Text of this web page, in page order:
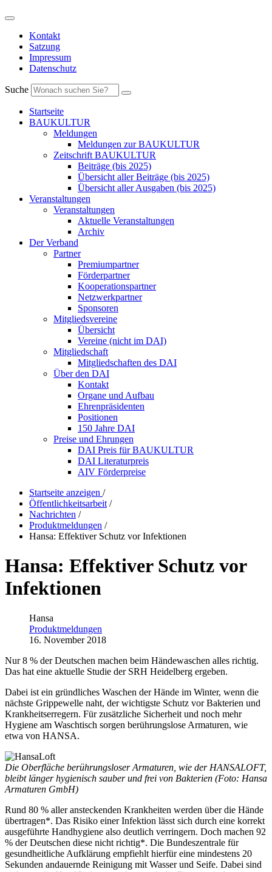
Kontakt
Satzung
Impressum
Datenschutz
Suche
Startseite
BAUKULTUR
Meldungen
Meldungen zur BAUKULTUR
Zeitschrift BAUKULTUR
Beiträge (bis 2025)
Übersicht aller Beiträge (bis 2025)
Übersicht aller Ausgaben (bis 2025)
Veranstaltungen
Veranstaltungen
Aktuelle Veranstaltungen
Archiv
Der Verband
Partner
Premiumpartner
Förderpartner
Kooperationspartner
Netzwerkpartner
Sponsoren
Mitgliedsvereine
Übersicht
Vereine (nicht im DAI)
Mitgliedschaft
Mitgliedschaften des DAI
Über den DAI
Kontakt
Organe und Aufbau
Ehrenpräsidenten
Positionen
150 Jahre DAI
Preise und Ehrungen
DAI Preis für BAUKULTUR
DAI Literaturpreis
AIV Förderpreise
Startseite anzeigen /
Öffentlichkeitsarbeit /
Nachrichten /
Produktmeldungen /
Hansa: Effektiver Schutz vor Infektionen
Hansa: Effektiver Schutz vor
Infektionen
Hansa
Produktmeldungen
16. November 2018
Nur 8 % der Deutschen machen beim Händewaschen alles richtig.
Das hat eine aktuelle Studie der SRH Heidelberg ergeben.
Dabei ist ein gründliches Waschen der Hände im Winter, wenn die
nächste Grippewelle naht, der wichtigste Schutz vor Bakterien und
Krankheitserregern. Für zusätzliche Sicherheit und noch mehr
Hygiene am Waschtisch sorgen berührungslose Armaturen, wie
etwa von HANSA.
Die Oberfläche berührungsloser Armaturen, wie der HANSALOFT,
bleibt länger hygienisch sauber und frei von Bakterien (Foto: Hansa
Armaturen GmbH)
Rund 80 % aller ansteckenden Krankheiten werden über die Hände
übertragen*. Das Risiko einer Infektion lässt sich durch eine korrekt
ausgeführte Handhygiene also deutlich verringern. Doch machen 92
% der Deutschen diese nicht richtig*. Die Bundeszentrale für
gesundheitliche Aufklärung empfiehlt hierfür eine mindestens 20
Sekunden andauernde Reinigung mit Wasser und Seife. Dabei sind